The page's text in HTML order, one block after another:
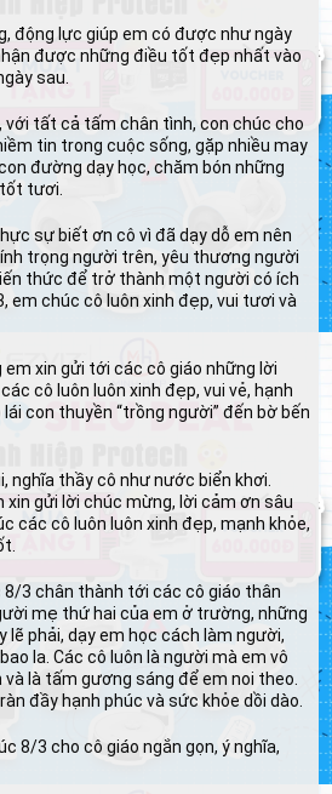
động lực giúp em có được như ngày
được những điều tốt đẹp nhất vào
sau.
với tất cả tấm chân tình, con chúc cho
tin trong cuộc sống, gặp nhiều may
đường dạy học, chăm bón những
tươi.
sự biết ơn cô vì đã dạy dỗ em nên
trọng người trên, yêu thương người
thức để trở thành một người có ích
em chúc cô luôn xinh đẹp, vui tươi và
em xin gửi tới các cô giáo những lời
cô luôn luôn xinh đẹp, vui vẻ, hạnh
con thuyền “trồng người” đến bờ bến
nghĩa thầy cô như nước biển khơi.
xin gửi lời chúc mừng, lời cảm ơn sâu
các cô luôn luôn xinh đẹp, mạnh khỏe,
8/3 chân thành tới các cô giáo thân
mẹ thứ hai của em ở trường, những
lẽ phải, dạy em học cách làm người,
la. Các cô luôn là người mà em vô
và là tấm gương sáng để em noi theo.
đầy hạnh phúc và sức khỏe dồi dào.
8/3 cho cô giáo ngắn gọn, ý nghĩa,